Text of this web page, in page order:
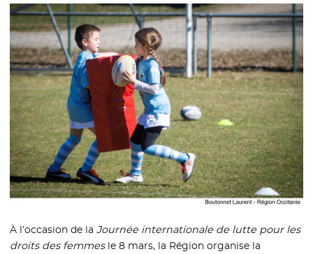
À l’occasion de laJournée internationale de lutte pour les
droits des femmesle 8 mars, la Région organise la